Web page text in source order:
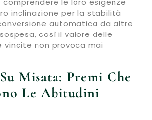
inclinazione per la stabilità
automatica da altre
così il valore delle
non provoca mai
Misata: Premi Che
Le Abitudini